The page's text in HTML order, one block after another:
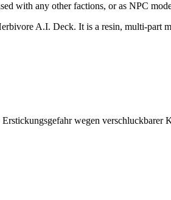
with any other factions, or as NPC
A.I. Deck. It is a resin, multi-part
wegen verschluckbarer